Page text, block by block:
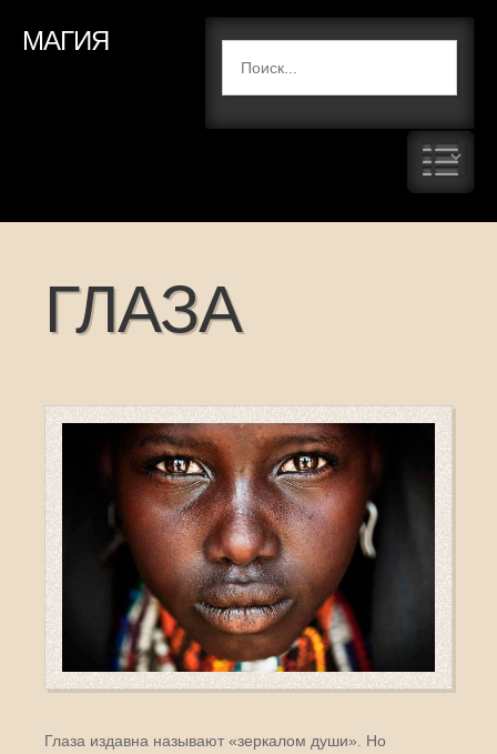
МАГИЯ
ГЛАЗА
Глаза издавна называют «зеркалом души». Но